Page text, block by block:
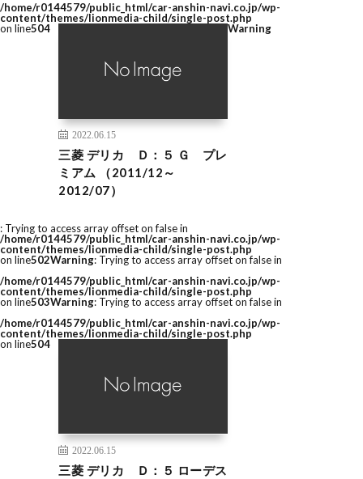
/home/r0144579/public_html/car-anshin-navi.co.jp/wp-
content/themes/lionmedia-child/single-post.php
on line504
2022.06.15
三菱 デリカ Ｄ：５ Ｇ プレ
ミアム （2011/12～
2012/07）
Warning
: Trying to access array offset on false in
/home/r0144579/public_html/car-anshin-navi.co.jp/wp-
content/themes/lionmedia-child/single-post.php
on line502Warning: Trying to access array offset on false in
/home/r0144579/public_html/car-anshin-navi.co.jp/wp-
content/themes/lionmedia-child/single-post.php
on line503Warning: Trying to access array offset on false in
/home/r0144579/public_html/car-anshin-navi.co.jp/wp-
content/themes/lionmedia-child/single-post.php
on line504
2022.06.15
三菱 デリカ Ｄ：５ ローデス